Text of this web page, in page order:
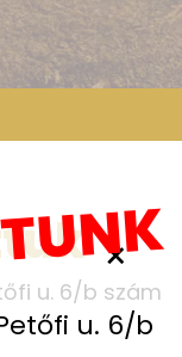
×
u. 6/b
u. 6/b szám